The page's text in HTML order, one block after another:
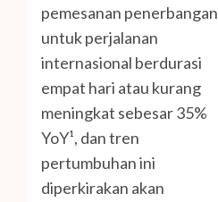
pemesanan penerbangan
untuk perjalanan
internasional berdurasi
empat hari atau kurang
meningkat sebesar 35%
YoY¹, dan tren
pertumbuhan ini
diperkirakan akan